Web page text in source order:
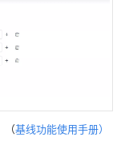
（基线功能使用手册）